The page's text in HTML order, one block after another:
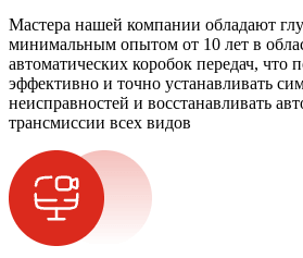
Мастера нашей компании обладают
минимальным опытом от 10 лет в
автоматических коробок передач, что
эффективно и точно устанавливать
неисправностей и восстанавливать
трансмиссии всех видов